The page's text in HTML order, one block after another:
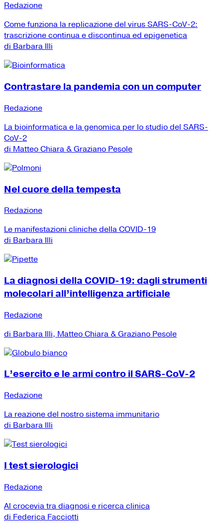
Redazione
Come funziona la replicazione del virus SARS-CoV-2:
trascrizione continua e discontinua ed epigenetica
di Barbara Illi
Contrastare la pandemia con un computer
Redazione
La bioinformatica e la genomica per lo studio del SARS-
CoV-2
di Matteo Chiara & Graziano Pesole
Nel cuore della tempesta
Redazione
Le manifestazioni cliniche della COVID-19
di Barbara Illi
La diagnosi della COVID-19: dagli strumenti
molecolari all’intelligenza artificiale
Redazione
di Barbara Illi, Matteo Chiara & Graziano Pesole
L’esercito e le armi contro il SARS-CoV-2
Redazione
La reazione del nostro sistema immunitario
di Barbara Illi
I test sierologici
Redazione
Al crocevia tra diagnosi e ricerca clinica
di Federica Facciotti